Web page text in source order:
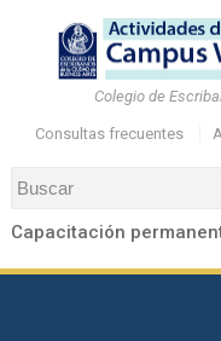
Colegio de
Consultas frecuentes
Capacitación